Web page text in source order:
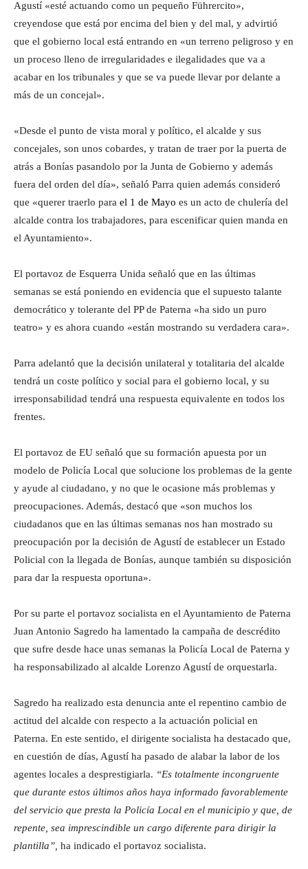
Agustí «esté actuando como un pequeño Führercito»,
creyendose que está por encima del bien y del mal, y advirtió
que el gobierno local está entrando en «un terreno peligroso y en
un proceso lleno de irregularidades e ilegalidades que va a
acabar en los tribunales y que se va puede llevar por delante a
más de un concejal».
«Desde el punto de vista moral y político, el alcalde y sus
concejales, son unos cobardes, y tratan de traer por la puerta de
atrás a Bonías pasandolo por la Junta de Gobierno y además
fuera del orden del día», señaló Parra quien además consideró
que «querer traerlo para el 1 de Mayo es un acto de chulería del
alcalde contra los trabajadores, para escenificar quien manda en
el Ayuntamiento».
El portavoz de Esquerra Unida señaló que en las últimas
semanas se está poniendo en evidencia que el supuesto talante
democrático y tolerante del PP de Paterna «ha sido un puro
teatro» y es ahora cuando «están mostrando su verdadera cara».
Parra adelantó que la decisión unilateral y totalitaria del alcalde
tendrá un coste político y social para el gobierno local, y su
irresponsabilidad tendrá una respuesta equivalente en todos los
frentes.
El portavoz de EU señaló que su formación apuesta por un
modelo de Policía Local que solucione los problemas de la gente
y ayude al ciudadano, y no que le ocasione más problemas y
preocupaciones. Además, destacó que «son muchos los
ciudadanos que en las últimas semanas nos han mostrado su
preocupación por la decisión de Agustí de establecer un Estado
Policial con la llegada de Bonías, aunque también su disposición
para dar la respuesta oportuna».
Por su parte el portavoz socialista en el Ayuntamiento de Paterna
Juan Antonio Sagredo ha lamentado la campaña de descrédito
que sufre desde hace unas semanas la Policía Local de Paterna y
ha responsabilizado al alcalde Lorenzo Agustí de orquestarla.
Sagredo ha realizado esta denuncia ante el repentino cambio de
actitud del alcalde con respecto a la actuación policial en
Paterna. En este sentido, el dirigente socialista ha destacado que,
en cuestión de días, Agustí ha pasado de alabar la labor de los
agentes locales a desprestigiarla. “Es totalmente incongruente
que durante estos últimos años haya informado favorablemente
del servicio que presta la Policía Local en el municipio y que, de
repente, sea imprescindible un cargo diferente para dirigir la
plantilla”, ha indicado el portavoz socialista.